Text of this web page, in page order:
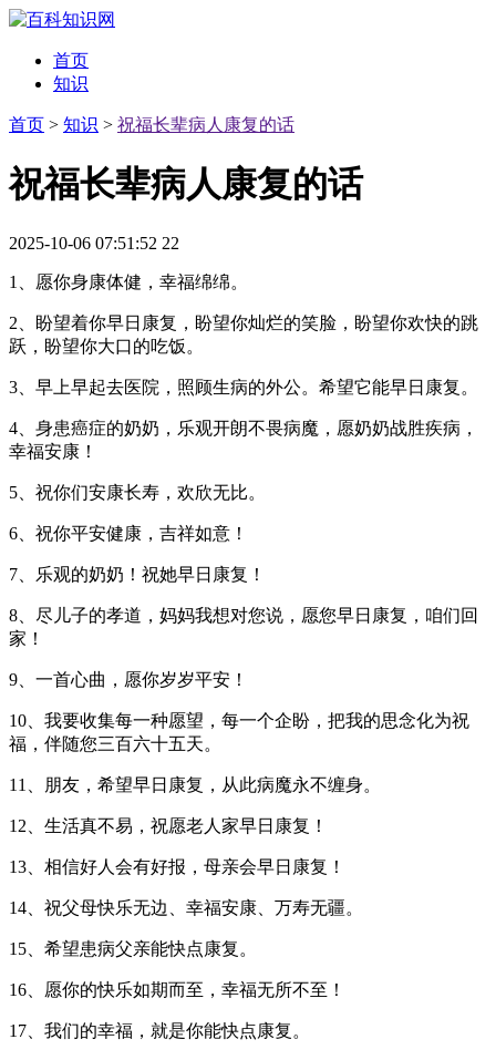
首页
知识
首页 > 知识 > 祝福长辈病人康复的话
祝福长辈病人康复的话
2025-10-06 07:51:52 22
1、愿你身康体健，幸福绵绵。
2、盼望着你早日康复，盼望你灿烂的笑脸，盼望你欢快的跳
跃，盼望你大口的吃饭。
3、早上早起去医院，照顾生病的外公。希望它能早日康复。
4、身患癌症的奶奶，乐观开朗不畏病魔，愿奶奶战胜疾病，
幸福安康！
5、祝你们安康长寿，欢欣无比。
6、祝你平安健康，吉祥如意！
7、乐观的奶奶！祝她早日康复！
8、尽儿子的孝道，妈妈我想对您说，愿您早日康复，咱们回
家！
9、一首心曲，愿你岁岁平安！
10、我要收集每一种愿望，每一个企盼，把我的思念化为祝
福，伴随您三百六十五天。
11、朋友，希望早日康复，从此病魔永不缠身。
12、生活真不易，祝愿老人家早日康复！
13、相信好人会有好报，母亲会早日康复！
14、祝父母快乐无边、幸福安康、万寿无疆。
15、希望患病父亲能快点康复。
16、愿你的快乐如期而至，幸福无所不至！
17、我们的幸福，就是你能快点康复。